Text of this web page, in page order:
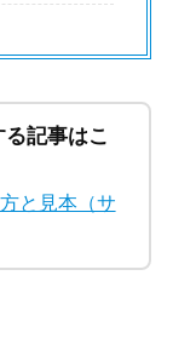
記事はこ
と見本（サ